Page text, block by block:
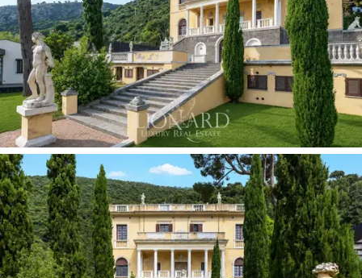
تُشكّل
الحديقة، التي تمتد على مساحة 1.4 هكتار
تقريبًا،قلبَ العقار النابض: حديقة مُدرّجة فائقة الجمال،
تُجسّد التقاليد النباتية للمساكن الساحلية الفخمة، وتضم
أشجار نخيل ونباتات استوائية وأشجارًا معمرة، ضمن
نظام من المدرجات ذات الجدران الحجرية الجافة
المنحدرة نحو البحر. وتُزيّن منحوتات أصلية، وشرفة
مراقبة تاريخية، ومزار نذري، وممرات من الفسيفساء
الحجرية، الطريق بين الفيلا والساحل. ويضمنإدراجها
من قِبل إدارة الفنون الجميلةالحماية الدائمة لهذا
التراث الطبيعي.
على الحافة السفلية للمنتزه، بإطلالة ساحرة على